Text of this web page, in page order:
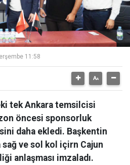
11:58
tek Ankara temsilcisi
öncesi sponsorluk
daha ekledi. Başkentin
sağ ve sol kol içirn Cajun
anlaşması imzaladı.